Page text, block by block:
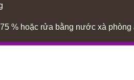
% hoặc rửa bằng nước xà